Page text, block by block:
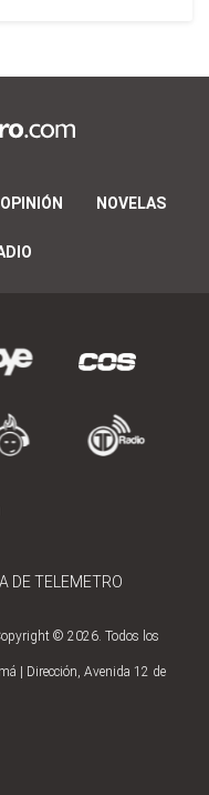
OPINIÓN NOVELAS
DE TELEMETRO
© 2026. Todos los
| Dirección, Avenida 12 de